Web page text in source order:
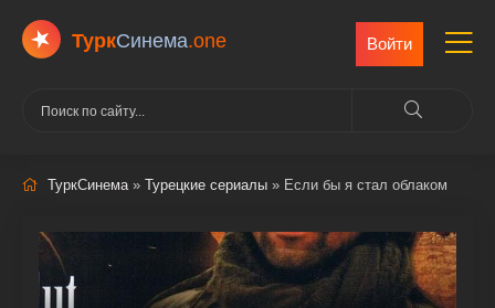
ТуркCинема.one Войти
ТуркСинема» Турецкие сериалы » Если бы я стал облаком